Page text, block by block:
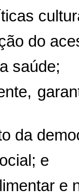
do
saúde;
da
e
e